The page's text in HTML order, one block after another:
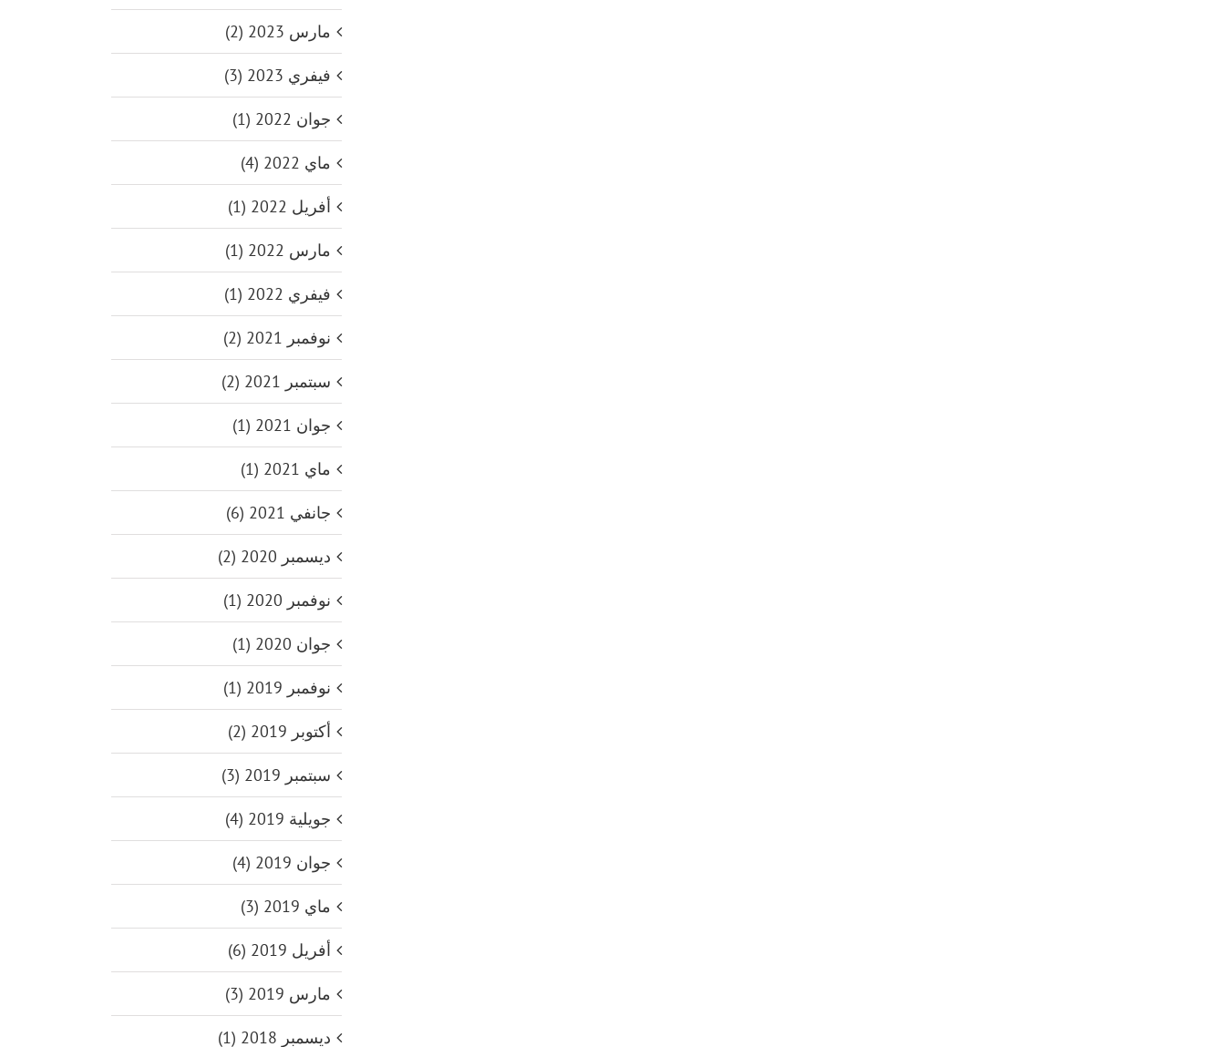
مارس 2023 (2)
فيفري 2023 (3)
جوان 2022 (1)
ماي 2022 (4)
أفريل 2022 (1)
مارس 2022 (1)
فيفري 2022 (1)
نوفمبر 2021 (2)
سبتمبر 2021 (2)
جوان 2021 (1)
ماي 2021 (1)
جانفي 2021 (6)
ديسمبر 2020 (2)
نوفمبر 2020 (1)
جوان 2020 (1)
نوفمبر 2019 (1)
أكتوبر 2019 (2)
سبتمبر 2019 (3)
جويلية 2019 (4)
جوان 2019 (4)
ماي 2019 (3)
أفريل 2019 (6)
مارس 2019 (3)
ديسمبر 2018 (1)